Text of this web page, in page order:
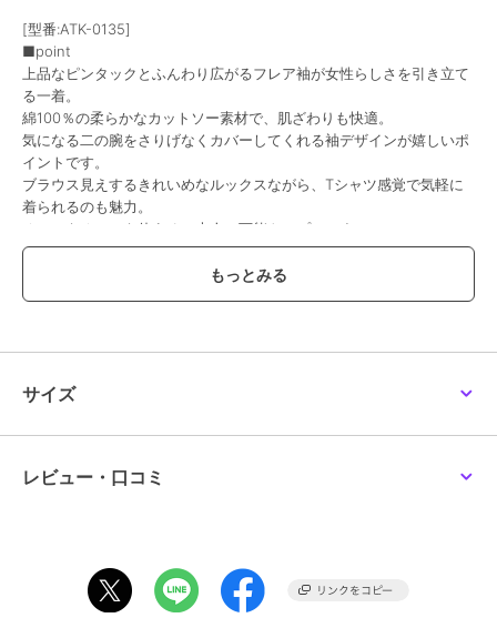
[型番:ATK-0135]
■point
上品なピンタックとふんわり広がるフレア袖が女性らしさを引き立て
る一着。
綿100％の柔らかなカットソー素材で、肌ざわりも快適。
気になる二の腕をさりげなくカバーしてくれる袖デザインが嬉しいポ
イントです。
ブラウス見えするきれいめなルックスながら、Tシャツ感覚で気軽に
着られるのも魅力。
オンにもオフにも使える、大人の万能トップスです。
吸水性・通気性・保温性に優れ柔らかな肌触りのコットン素材。
28.5cm
[LL-3Lサイズ]身幅：50cm、肩幅：35cm、総丈：57cm、そで丈：
28.5cm
わせたきれいめにもぴったり！
足元は厚底スニーカーやパンプス、ローファーやミュールサンダルな
サイズ
レビュー・口コミ